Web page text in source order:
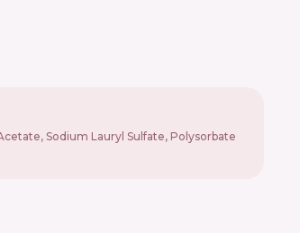
Sodium Lauryl Sulfate, Polysorbate